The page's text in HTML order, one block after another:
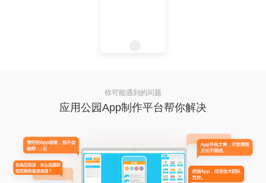
你可能遇到的问题
应用公园App制作平台帮你解决